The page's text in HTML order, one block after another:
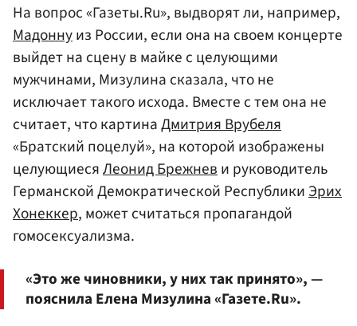
На вопрос «Газеты.Ru», выдворят ли, например,
Мадоннуиз России, если она на своем концерте
выйдет на сцену в майке с целующими
мужчинами, Мизулина сказала, что не
исключает такого исхода. Вместе с тем она не
считает, что картинаДмитрия Врубеля
«Братский поцелуй», на которой изображены
целующиесяЛеонид Брежневи руководитель
Германской Демократической РеспубликиЭрих
Хонеккер, может считаться пропагандой
гомосексуализма.
«Это же чиновники, у них так принято», —
пояснила Елена Мизулина «Газете.Ru».